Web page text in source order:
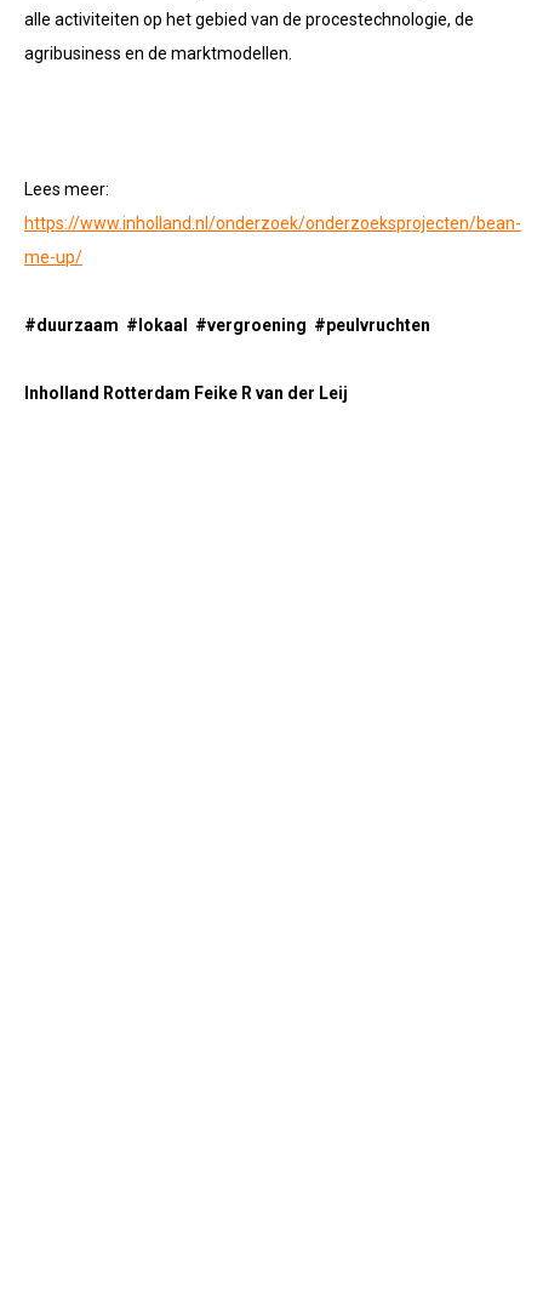
alle activiteiten op het gebied van de procestechnologie, de
agribusiness en de marktmodellen.
Lees meer:
https://www.inholland.nl/onderzoek/onderzoeksprojecten/bean-
me-up/
#duurzaam #lokaal #vergroening #peulvruchten
Inholland Rotterdam Feike R van der Leij